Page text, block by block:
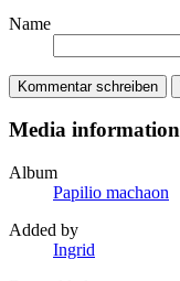
Name
Kommentar schreiben
Media information
Album
Papilio machaon
Added by
Ingrid